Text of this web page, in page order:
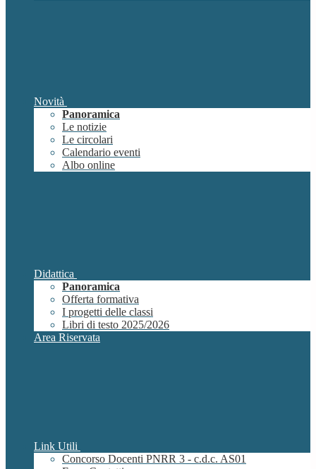
Novità
Panoramica
Le notizie
Le circolari
Calendario eventi
Albo online
Didattica
Panoramica
Offerta formativa
I progetti delle classi
Libri di testo 2025/2026
Area Riservata
Link Utili
Concorso Docenti PNRR 3 - c.d.c. AS01